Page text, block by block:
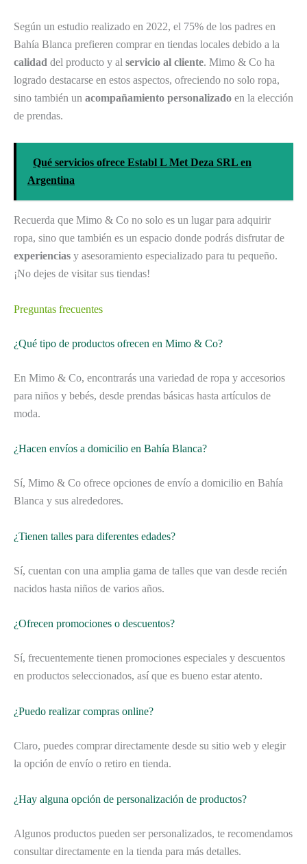
Según un estudio realizado en 2022, el 75% de los padres en
Bahía Blanca prefieren comprar en tiendas locales debido a la
calidad del producto y al servicio al cliente. Mimo & Co ha
logrado destacarse en estos aspectos, ofreciendo no solo ropa,
sino también un acompañamiento personalizado en la elección
de prendas.
Qué servicios ofrece Establ L Met Deza SRL en
Argentina
Recuerda que Mimo & Co no solo es un lugar para adquirir
ropa, sino que también es un espacio donde podrás disfrutar de
experiencias y asesoramiento especializado para tu pequeño.
¡No dejes de visitar sus tiendas!
Preguntas frecuentes
¿Qué tipo de productos ofrecen en Mimo & Co?
En Mimo & Co, encontrarás una variedad de ropa y accesorios
para niños y bebés, desde prendas básicas hasta artículos de
moda.
¿Hacen envíos a domicilio en Bahía Blanca?
Sí, Mimo & Co ofrece opciones de envío a domicilio en Bahía
Blanca y sus alrededores.
¿Tienen talles para diferentes edades?
Sí, cuentan con una amplia gama de talles que van desde recién
nacidos hasta niños de varios años.
¿Ofrecen promociones o descuentos?
Sí, frecuentemente tienen promociones especiales y descuentos
en productos seleccionados, así que es bueno estar atento.
¿Puedo realizar compras online?
Claro, puedes comprar directamente desde su sitio web y elegir
la opción de envío o retiro en tienda.
¿Hay alguna opción de personalización de productos?
Algunos productos pueden ser personalizados, te recomendamos
consultar directamente en la tienda para más detalles.